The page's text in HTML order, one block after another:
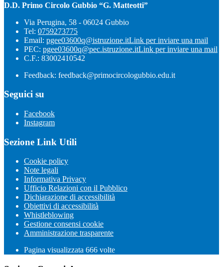
D.D. Primo Circolo Gubbio “G. Matteotti”
Via Perugina, 58 - 06024 Gubbio
Tel: 0759273775
Email: pgee03600q@istruzione.itLink per inviare una mail
PEC: pgee03600q@pec.istruzione.itLink per inviare una mail
C.F.: 83002410542
Feedback: feedback@primocircologubbio.edu.it
Seguici su
Facebook
Instagram
Sezione Link Utili
Cookie policy
Note legali
Informativa Privacy
Ufficio Relazioni con il Pubblico
Dichiarazione di accessibilità
Obiettivi di accessibilità
Whistleblowing
Gestione consensi cookie
Amministrazione trasparente
Pagina visualizzata 666 volte